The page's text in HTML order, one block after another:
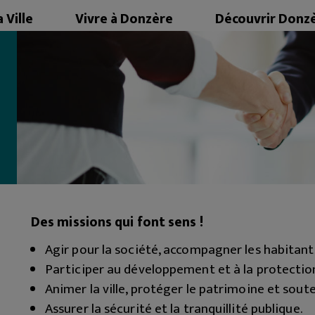
Ville
FINANCES LOCALES
MARCHÉS PUBLICS
PROJETS ET TRAVAUX
SÉCURITÉ ET PRÉVENTION
AFFICHAGE LÉGAL
Vivre à Donzère
ENFANCE & JEUNESSE
SOCIAL & SENIORS
ÉCONOMIE & EMPLOI
CULTURE & SPORTS
DONZÈRE : VILLE VERTE
CIMETIÈRE
Découvrir
VENIR À DONZÈRE
HISTOIRE & PATRIMOINE
CARTE INTERACTIVE
Des missions qui font sens !
Agir pour la société, accompagner les
Participer au développement et à la
Animer la ville, protéger le patrimoine et
Assurer la sécurité et la tranquillité publique.